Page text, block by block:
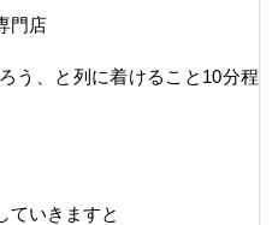
門店
う、と列に着けること10分程
ていきますと